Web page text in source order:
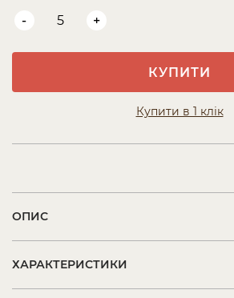
- +
КУПИТИ
Купити в 1 клік
ОПИС
ХАРАКТЕРИСТИКИ